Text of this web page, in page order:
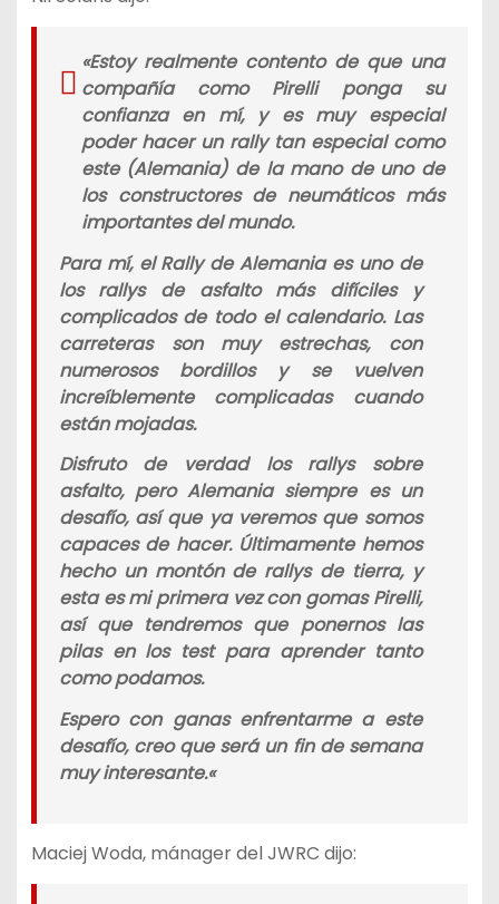
«Estoy realmente contento de que una
compañía como Pirelli ponga su
confianza en mí, y es muy especial
poder hacer un rally tan especial como
este (Alemania) de la mano de uno de
los constructores de neumáticos más
importantes del mundo.
Para mí, el Rally de Alemania es uno de
los rallys de asfalto más difíciles y
complicados de todo el calendario. Las
carreteras son muy estrechas, con
numerosos bordillos y se vuelven
increíblemente complicadas cuando
están mojadas.
Disfruto de verdad los rallys sobre
asfalto, pero Alemania siempre es un
desafío, así que ya veremos que somos
capaces de hacer. Últimamente hemos
hecho un montón de rallys de tierra, y
esta es mi primera vez con gomas Pirelli,
así que tendremos que ponernos las
pilas en los test para aprender tanto
como podamos.
Espero con ganas enfrentarme a este
desafío, creo que será un fin de semana
muy interesante.«
Maciej Woda, mánager del JWRC dijo: